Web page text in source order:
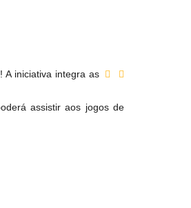
A iniciativa integra as
assistir aos jogos de